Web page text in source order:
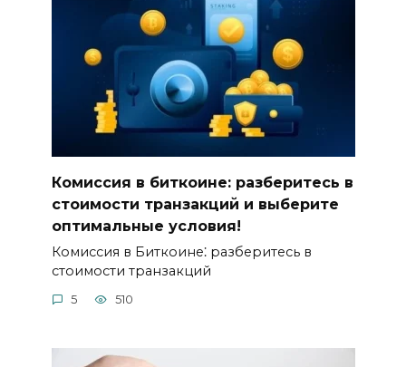
Комиссия в биткоине: разберитесь в
стоимости транзакций и выберите
оптимальные условия!
Комиссия в Биткоине⁚ разбеpитесь в
стоимости транзакций
5 510